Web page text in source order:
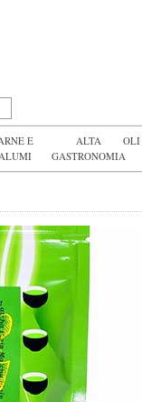
E
ALTA
GASTRONOMIA
OLI